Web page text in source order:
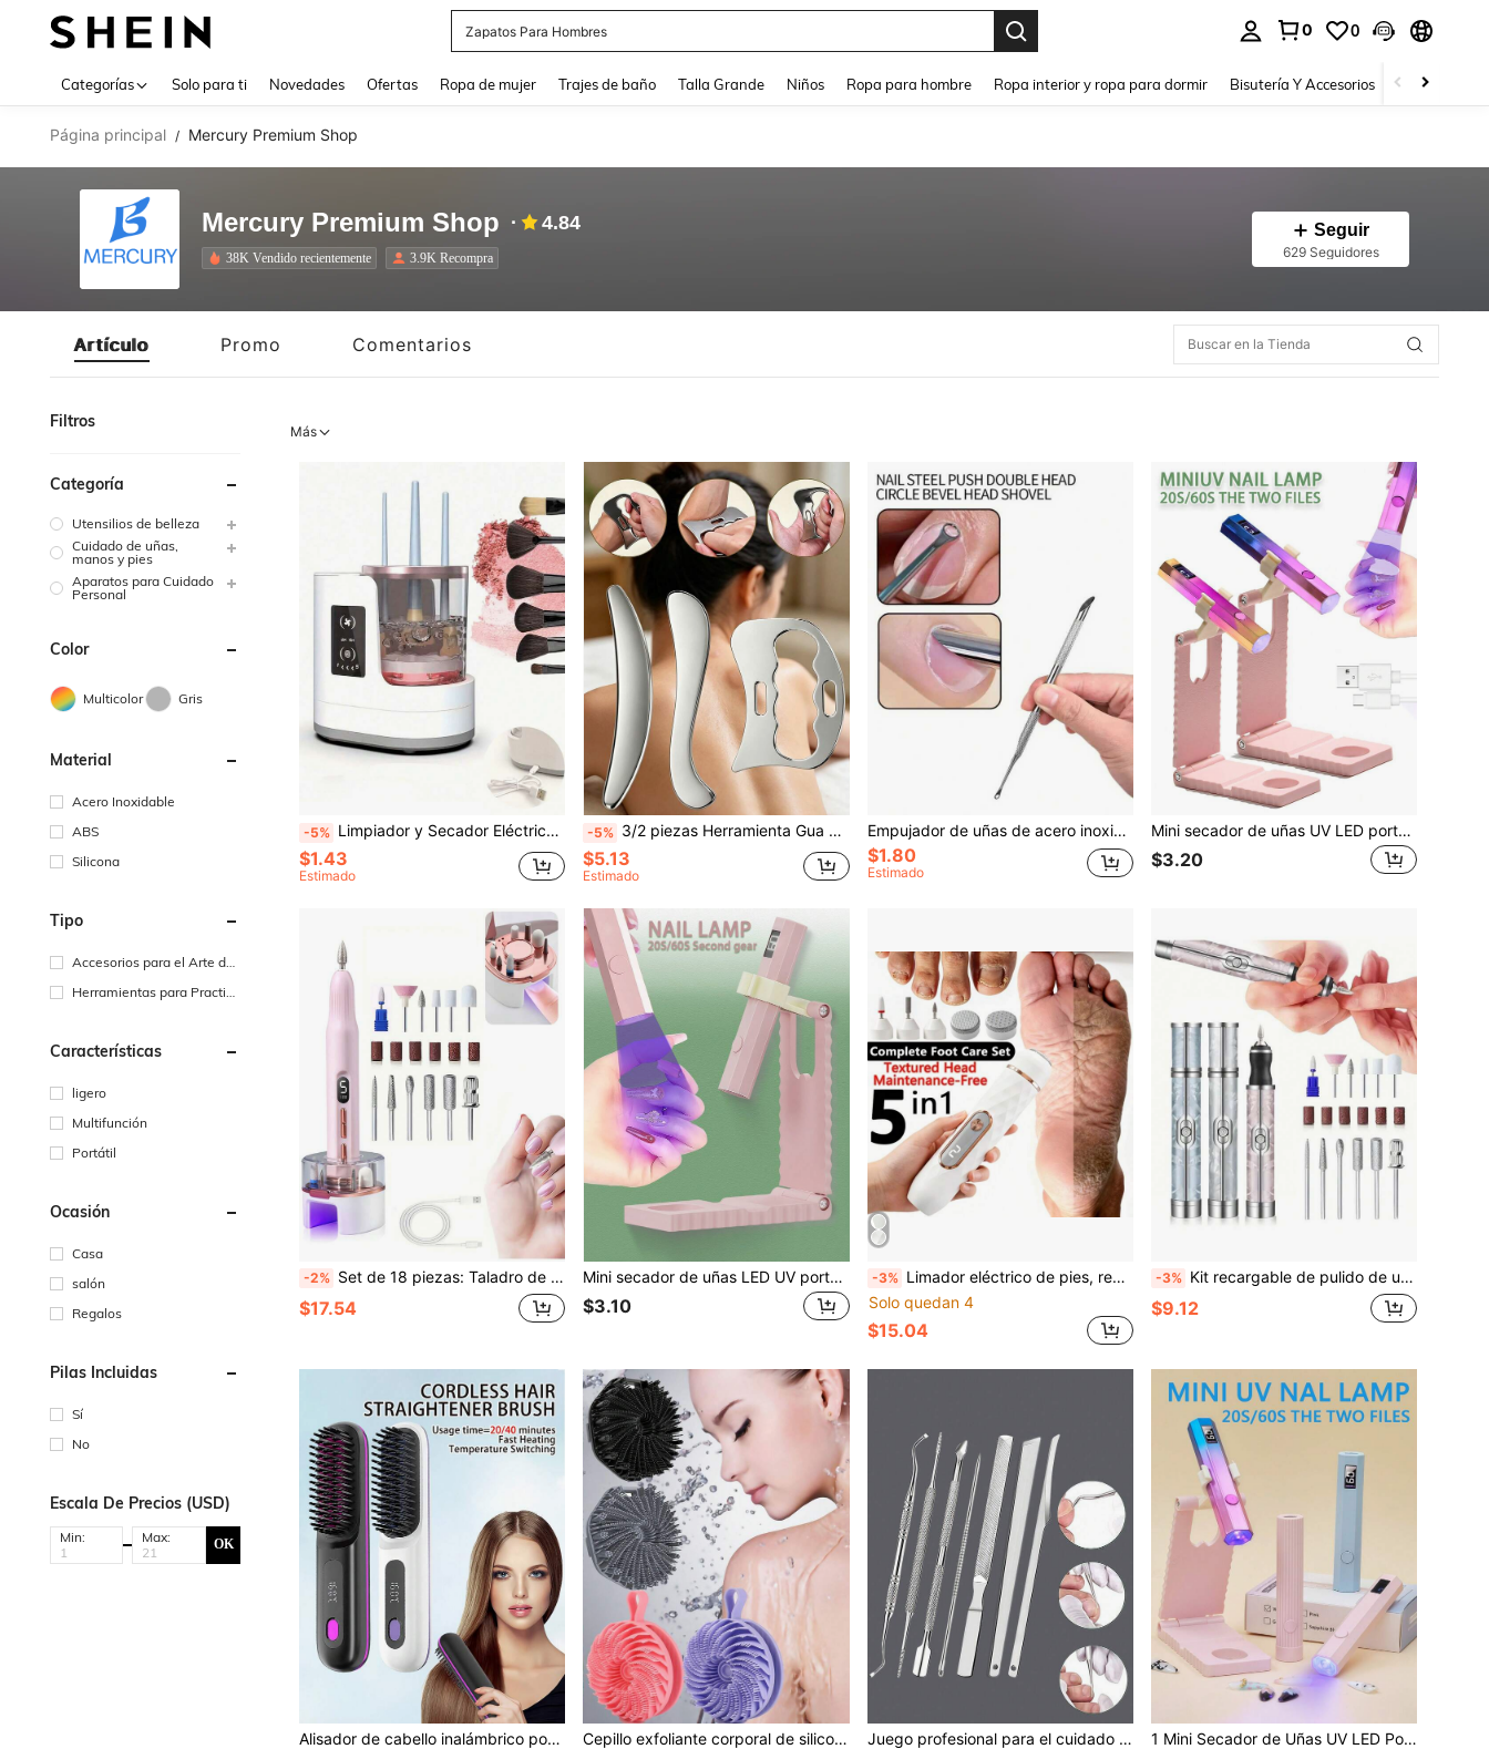
Zapatos Blancos
0 0
Categorías Solo para ti Novedades Ofertas Ropa de mujer Trajes de baño Talla Grande Niños Ropa para hombre Ropa interior y ropa para dormir Bisutería Y Accesorios Zapatos
Página principal / Mercury Premium Shop
Mercury Premium Shop 4.84
38K Vendido recientemente 3.9K Recompra
Seguir
629 Seguidores
Artículo Promo Comentarios
Filtros
Categoría
Utensilios de belleza
Cuidado de uñas,
manos y pies
Aparatos para Cuidado
Personal
Color
Multicolor Gris
Material
Acero Inoxidable
ABS
Silicona
Tipo
Accesorios para el Arte de
Herramientas para Practica
Características
ligero
Multifunción
Portátil
Ocasión
Casa
salón
Regalos
Pilas Incluidas
Sí
No
Escala De Precios (USD)
Min: Max: OK
Más
-5% Limpiador y Secador Eléctrico de Brochas de Maquillaje Multifuncional 2 en 1, Limpieza Automática Rotativa de Brochas de Maquillaje, Alimentado por USB, Regalo Perfecto
$1.43
Estimado
-5% 3/2 piezas Herramienta Gua Sha de acero inoxidable, masajeador de raspado muscular para drenaje linfático, dispositivo de relajación de masaje de spa para todo el Body, herramienta de masaje esencial unisex para viajes y hogar
$5.13
Estimado
Empujador de uñas de acero inoxidable, pala de doble cabeza redonda y biselada, herramienta de eliminación de cutículas y preparación de uñas con lima esmeril, esencial para la piel muerta y la preparación para el pulido, debe tener para salón de manicura y pedicura, herramientas e accesorios sin olor.
$1.80
Estimado
Mini secador de uñas UV LED portátil - Secado rápido, carga USB, compacto y portátil, adecuado para salones de uñas, hogar y viajes - Herramientas y suministros profesionales para el cuidado de las uñas
$3.20
-2% Set de 18 piezas: Taladro de uñas eléctrico 2 en 1, lámpara UV para uñas, lima y pulidora eléctrica recargable por USB, adecuado para uñas de acrílico y gel, herramientas de manicura y pedicura, con 5 niveles de velocidad, incluye brocas y bandas de lijado para el taladro de uñas
$17.54
Mini secador de uñas LED UV portátil - Secado rápido, duradero, carga USB, compacto y portátil, adecuado para salones de uñas, hogar y viajes - Herramienta profesional para el cuidado de las uñas, suministros de arte de uñas, herramientas para uñas, de vuelta a la escuela, arte de uñas (adecuado para calcomanías de uñas)
$3.10
-3% Limador eléctrico de pies, removedor de callosidades, herramienta de manicura portátil
Solo quedan 4
$15.04
-3% Kit recargable de pulido de uñas por USB, herramienta portátil eléctrica de manicura y pedicura, uso profesional en el hogar, set de cuidado de uñas profesional para manicura de gel DIY y pulido de uñas, regalo para mujeres, cumpleaños, Día de la Madre
$9.12
Alisador de cabello inalámbrico portátil, calentamiento rápido, diseño de temperatura constante, pantalla digital LED inteligente, carga USB, compacto y ligero, adecuado para el hogar y los viajes, regalo ideal para mujeres, herramienta de peinado profesional, cuidado del cabello en el hogar, peinado de salón, herramienta de peinado de moda Cepillo exfoliante corporal de silicona blanda con mango ergonómico - Herramienta de masaje exfoliante para la ducha, sin necesidad de baterías, portátil para uso doméstico y de viaje, limpieza y eliminación suave de células muertas de color beige claro, accesorios de baño Juego profesional para el cuidado de uñas encarnadas y gruesas, incluye cortaúñas de acero inoxidable, empujador de cutículas, lima para pies y estuche de viaje portátil 1 Mini Secador de Uñas UV LED Portátil - Secado Rápido, Recargable por USB, Diseño Compacto, Adecuado para Salones, Hogar y Viajes - Herramienta Profesional de Cuidado de Uñas Lámpara UV